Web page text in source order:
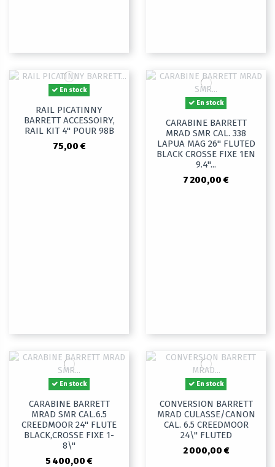
En stock
RAIL PICATINNY
BARRETT ACCESSOIRY,
RAIL KIT 4" POUR 98B
75,00 €
En stock
CARABINE BARRETT
MRAD SMR CAL. 338
LAPUA MAG 26" FLUTED
BLACK CROSSE FIXE 1EN
9.4"...
7 200,00 €
En stock
CARABINE BARRETT
MRAD SMR CAL.6.5
CREEDMOOR 24" FLUTE
BLACK,CROSSE FIXE 1-
8\"
5 400,00 €
En stock
CONVERSION BARRETT
MRAD CULASSE/CANON
CAL. 6.5 CREEDMOOR
24\" FLUTED
2 000,00 €